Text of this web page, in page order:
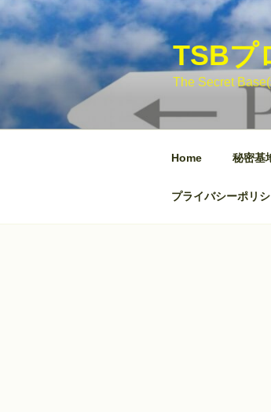
コ
ン
テ
ツ
TSBプ
The Secret
Home 秘密基
プライバシーポリ